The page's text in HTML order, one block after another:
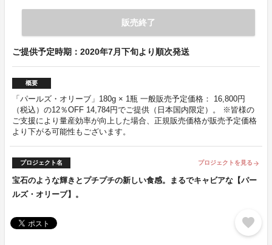
販売終了
ご提供予定時期：2020年7月下旬より順次発送
概要
「パールズ・オリーブ」180g × 1瓶 一般販売予定価格： 16,800円
（税込）の12％OFF 14,784円でご提供（日本国内限定）。 ※皆様の
ご支援により量産効率が向上した場合、正規販売価格が販売予定価格
より下がる可能性もございます。
プロジェクト名 プロジェクトを見る arrow_forward
宝石のような輝きとプチプチの新しい食感。まるでキャビアな【パー
ルズ・オリーブ】。
favorite